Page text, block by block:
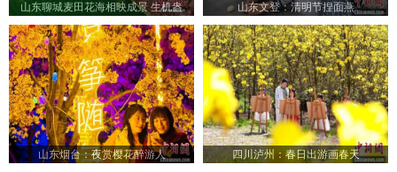
山东聊城麦田花海相映成景 生机盎
然“颜值”出圈
山东文登：清明节捏面燕
山东烟台：夜赏樱花醉游人 四川泸州：春日出游画春天